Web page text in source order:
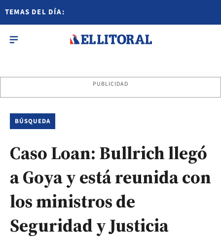
TEMAS DEL DÍA:
PUBLICIDAD
BÚSQUEDA
Caso Loan: Bullrich llegó
a Goya y está reunida con
los ministros de
Seguridad y Justicia